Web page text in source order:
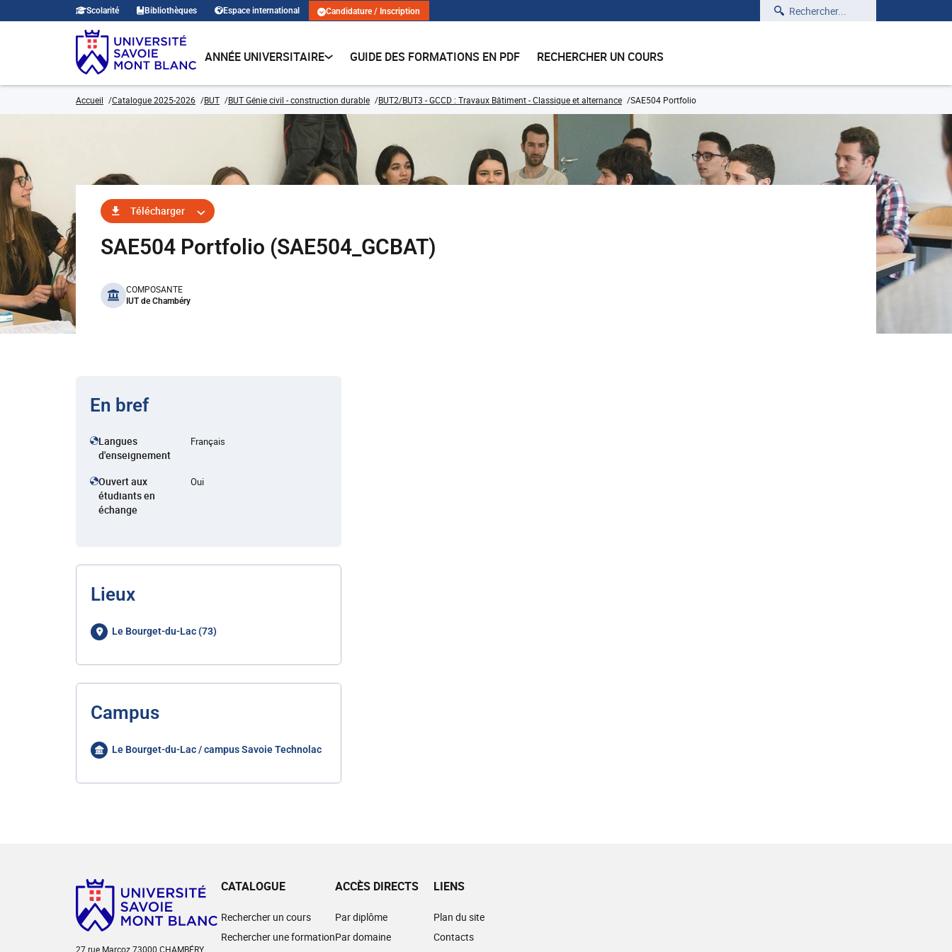
Scolarité Bibliothèques Espace international Candidature / Inscription Rechercher
ANNÉE UNIVERSITAIRE GUIDE DES FORMATIONS EN PDF RECHERCHER UN COURS
Accueil Catalogue 2025-2026 BUT BUT Génie civil - construction durable BUT2/BUT3 - GCCD : Travaux Bâtiment - Classique et alternance SAE504 Portfolio
Télécharger
SAE504 Portfolio (SAE504_GCBAT)
benefits
COMPOSANTE
IUT de Chambéry
En bref
Langues
d'enseignement
Français
Ouvert aux
étudiants en
échange
Oui
Lieux
Le Bourget-du-Lac (73)
Campus
Le Bourget-du-Lac / campus Savoie Technolac
27 rue Marcoz 73000 CHAMBÉRY
CATALOGUE
Rechercher un cours
Rechercher une formation
ACCÈS DIRECTS
Par diplôme
Par domaine
LIENS
Plan du site
Contacts